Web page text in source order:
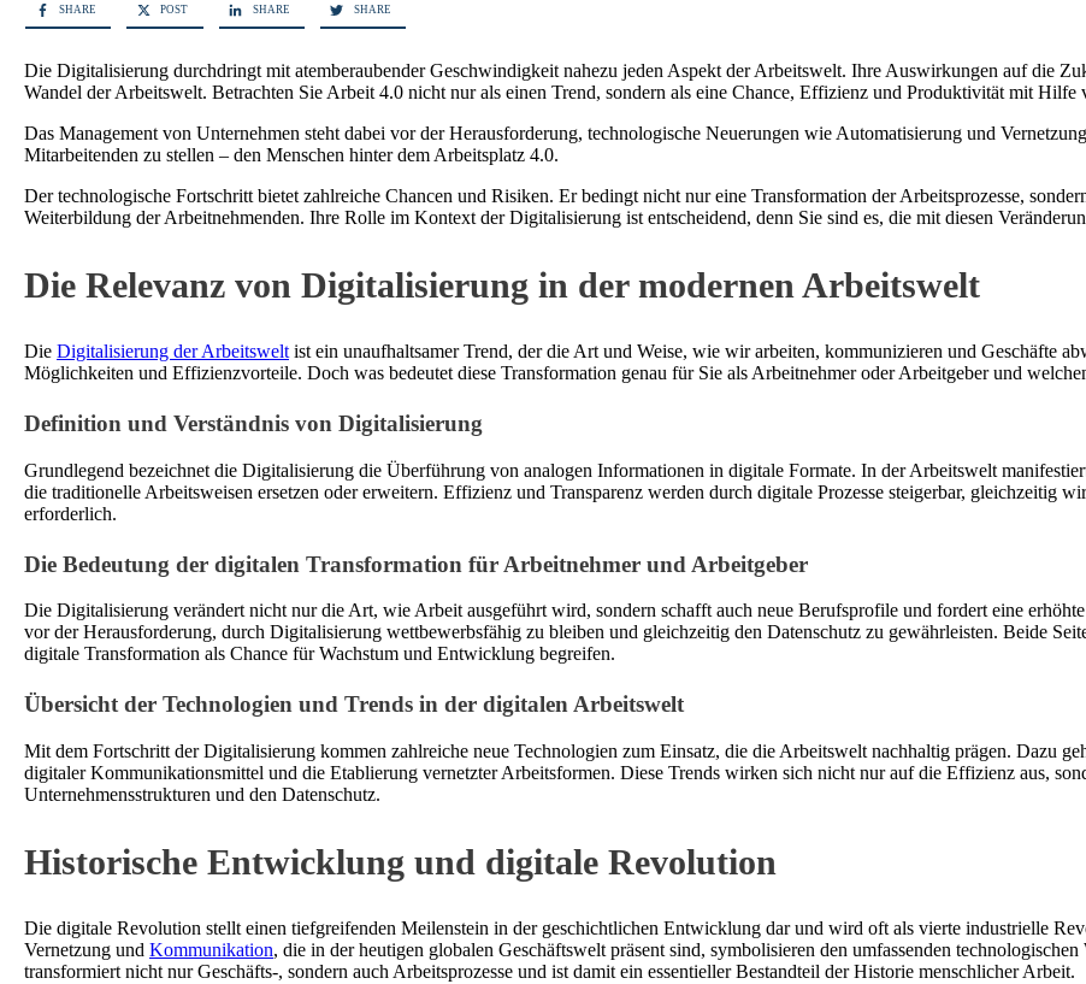
SHARE POST SHARE SHARE
Die Digitalisierung durchdringt mit atemberaubender Geschwindigkeit nahezu jeden Aspekt der Arbeitswelt. Ihre Auswirkungen auf die
Wandel der Arbeitswelt. Betrachten Sie Arbeit 4.0 nicht nur als einen Trend, sondern als eine Chance, Effizienz und Produktivität mit
Das Management von Unternehmen steht dabei vor der Herausforderung, technologische Neuerungen wie Automatisierung und
Mitarbeitenden zu stellen – den Menschen hinter dem Arbeitsplatz 4.0.
Der technologische Fortschritt bietet zahlreiche Chancen und Risiken. Er bedingt nicht nur eine Transformation der Arbeitsprozesse,
Weiterbildung der Arbeitnehmenden. Ihre Rolle im Kontext der Digitalisierung ist entscheidend, denn Sie sind es, die mit diesen
Die Relevanz von Digitalisierung in der modernen Arbeitswelt
Die Digitalisierung der Arbeitswelt ist ein unaufhaltsamer Trend, der die Art und Weise, wie wir arbeiten, kommunizieren und Geschäfte
Möglichkeiten und Effizienzvorteile. Doch was bedeutet diese Transformation genau für Sie als Arbeitnehmer oder Arbeitgeber und
Definition und Verständnis von Digitalisierung
Grundlegend bezeichnet die Digitalisierung die Überführung von analogen Informationen in digitale Formate. In der Arbeitswelt
die traditionelle Arbeitsweisen ersetzen oder erweitern. Effizienz und Transparenz werden durch digitale Prozesse steigerbar, gleichzeitig
erforderlich.
Die Bedeutung der digitalen Transformation für Arbeitnehmer und Arbeitgeber
Die Digitalisierung verändert nicht nur die Art, wie Arbeit ausgeführt wird, sondern schafft auch neue Berufsprofile und fordert eine
vor der Herausforderung, durch Digitalisierung wettbewerbsfähig zu bleiben und gleichzeitig den Datenschutz zu gewährleisten. Beide
digitale Transformation als Chance für Wachstum und Entwicklung begreifen.
Übersicht der Technologien und Trends in der digitalen Arbeitswelt
Mit dem Fortschritt der Digitalisierung kommen zahlreiche neue Technologien zum Einsatz, die die Arbeitswelt nachhaltig prägen. Dazu
digitaler Kommunikationsmittel und die Etablierung vernetzter Arbeitsformen. Diese Trends wirken sich nicht nur auf die Effizienz aus,
Unternehmensstrukturen und den Datenschutz.
Historische Entwicklung und digitale Revolution
Die digitale Revolution stellt einen tiefgreifenden Meilenstein in der geschichtlichen Entwicklung dar und wird oft als vierte industrielle
Vernetzung und Kommunikation, die in der heutigen globalen Geschäftswelt präsent sind, symbolisieren den umfassenden
transformiert nicht nur Geschäfts-, sondern auch Arbeitsprozesse und ist damit ein essentieller Bestandteil der Historie menschlicher Arbeit.